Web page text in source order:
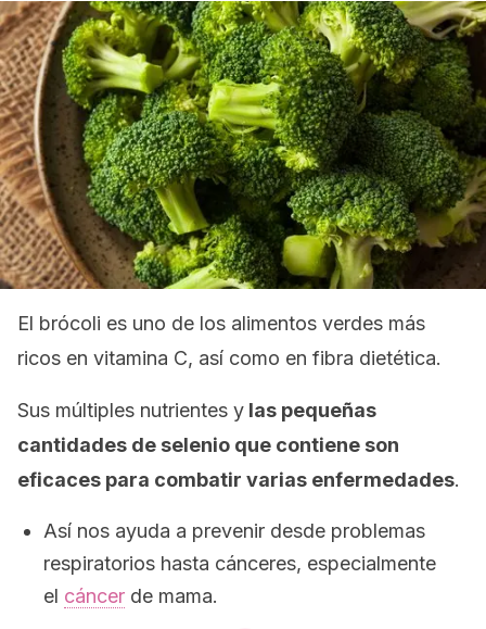
El brócoli es uno de los alimentos verdes más
ricos en vitamina C, así como en fibra dietética.
Sus múltiples nutrientes y las pequeñas
cantidades de selenio que contiene son
eficaces para combatir varias enfermedades.
Así nos ayuda a prevenir desde problemas
respiratorios hasta cánceres, especialmente
el cáncer de mama.